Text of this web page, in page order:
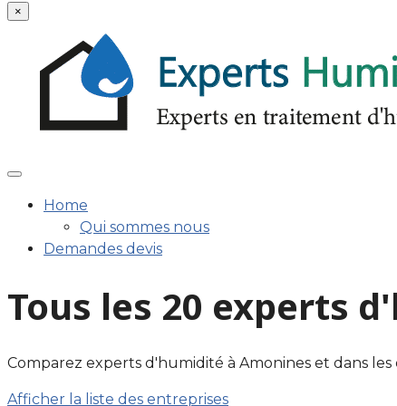
×
Home
Qui sommes nous
Demandes devis
Tous les 20 experts
Comparez experts d'humidité à Amonines et dans les
Afficher la liste des entreprises